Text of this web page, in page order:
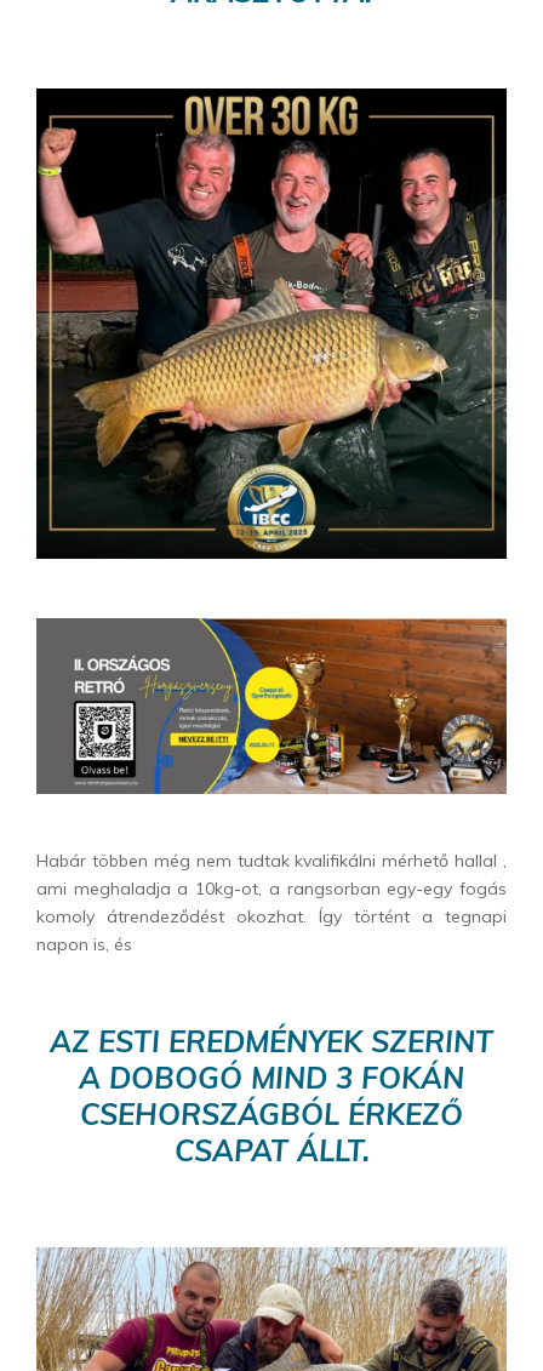
Habár többen még nem tudtak kvalifikálni mérhető hallal ,
ami meghaladja a 10kg-ot, a rangsorban egy-egy fogás
komoly átrendeződést okozhat. Így történt a tegnapi
napon is, és
AZ ESTI EREDMÉNYEK SZERINT
A DOBOGÓ MIND 3 FOKÁN
CSEHORSZÁGBÓL ÉRKEZŐ
CSAPAT ÁLLT.